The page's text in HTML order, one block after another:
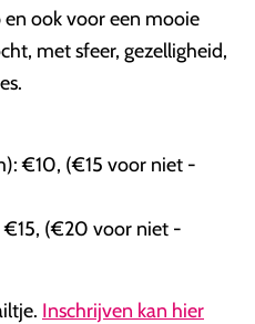
ook voor een mooie
met sfeer, gezelligheid,
€10, (€15 voor niet -
€15, (€20 voor niet -
Inschrijven kan hier